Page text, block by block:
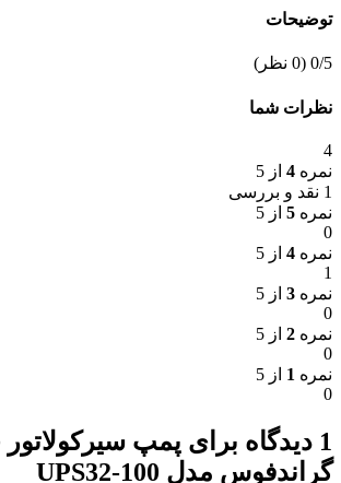
توضیحات
‫0/5 ‫(0 نظر)
نظرات شما
4
نمره 4 از 5
1 نقد و بررسی
نمره 5 از 5
0
نمره 4 از 5
1
نمره 3 از 5
0
نمره 2 از 5
0
نمره 1 از 5
0
1 دیدگاه برای
پمپ
گراندفوس مدل UPS32-100